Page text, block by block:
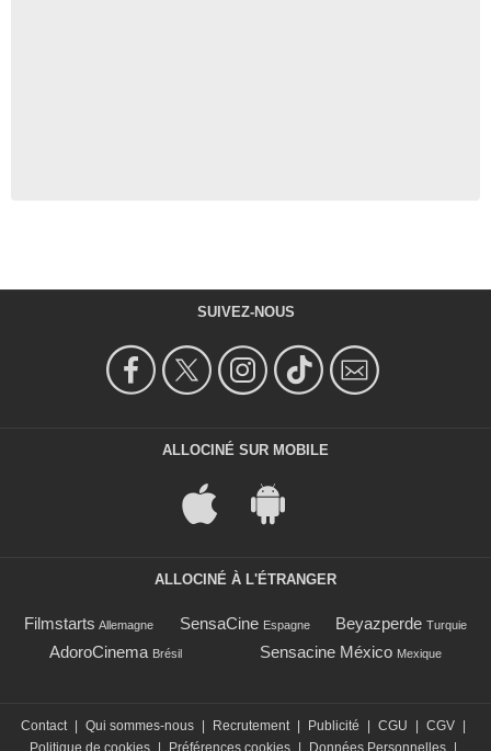
SUIVEZ-NOUS
ALLOCINÉ SUR MOBILE
ALLOCINÉ À L'ÉTRANGER
Filmstarts Allemagne SensaCine Espagne Beyazperde Turquie
AdoroCinema Brésil Sensacine México Mexique
Contact Qui sommes-nous Recrutement Publicité CGU CGV
Politique de cookies
Préférences cookies Données Personnelles